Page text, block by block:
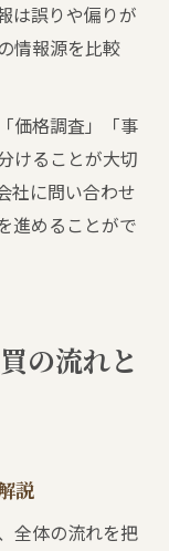
は誤りや偏りが
情報源を比較
価格調査」「事
けることが大切
社に問い合わせ
進めることがで
の流れと
説
全体の流れを把